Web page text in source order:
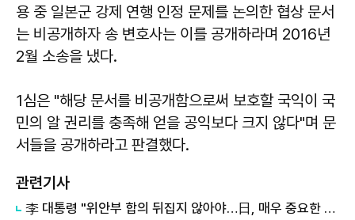
용 중 일본군 강제 연행 인정 문제를 논의한 협상 문서
는 비공개하자 송 변호사는 이를 공개하라며 2016년
2월 소송을 냈다.
1심은 "해당 문서를 비공개함으로써 보호할 국익이 국
민의 알 권리를 충족해 얻을 공익보다 크지 않다"며 문
서들을 공개하라고 판결했다.
관련기사
李 대통령 "위안부 합의 뒤집지 않아야…日, 매우 중요한 존재"